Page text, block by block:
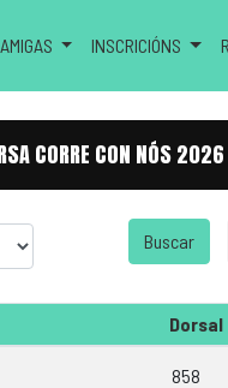
INSCRICIÓNS
CORRE CON NÓS 2026
Dorsal
858